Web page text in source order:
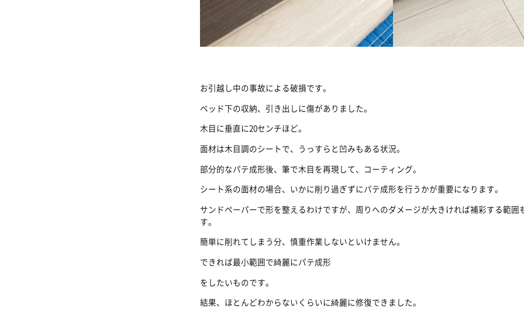
お引越し中の事故による破損です。
ベッド下の収納、引き出しに傷がありました。
木目に垂直に20センチほど。
面材は木目調のシートで、うっすらと凹みもある状況。
部分的なパテ成形後、筆で木目を再現して、コーティング。
シート系の面材の場合、いかに削り過ぎずにパテ成形を行うかが重要になります。
サンドペーパーで形を整えるわけですが、周りへのダメージが大きければ補彩する範囲
す。
簡単に削れてしまう分、慎重作業しないといけません。
できれば最小範囲で綺麗にパテ成形
をしたいものです。
結果、ほとんどわからないくらいに綺麗に修復できました。